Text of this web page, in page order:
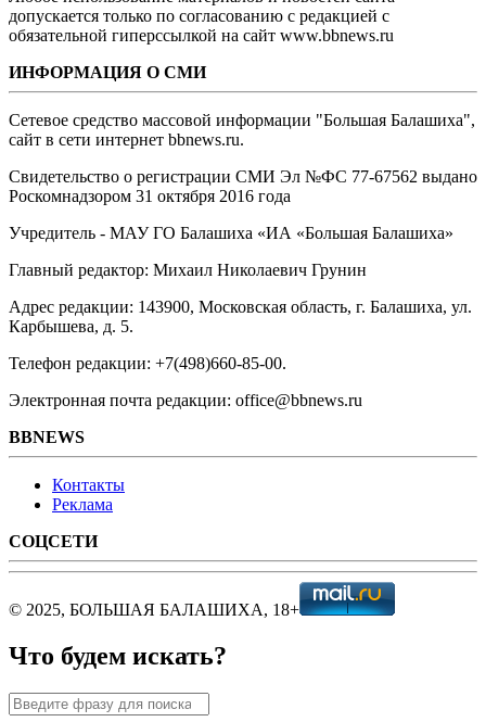
допускается только по согласованию с редакцией с
обязательной гиперссылкой на сайт www.bbnews.ru
ИНФОРМАЦИЯ О СМИ
Сетевое средство массовой информации "Большая Балашиха",
сайт в сети интернет bbnews.ru.
Свидетельство о регистрации СМИ Эл №ФС ‎77-67562 выдано
Роскомнадзором 31 октября 2016 года
Учредитель - МАУ ГО Балашиха «ИА «Большая Балашиха»
Главный редактор: Михаил Николаевич Грунин
Адрес редакции: 143900, Московская область, г. Балашиха, ул.
Карбышева, д. 5.
Телефон редакции: +7(498)660-85-00.
Электронная почта редакции: office@bbnews.ru
BBNEWS
Контакты
Реклама
СОЦСЕТИ
© 2025, БОЛЬШАЯ БАЛАШИХА, 18+
Что будем искать?